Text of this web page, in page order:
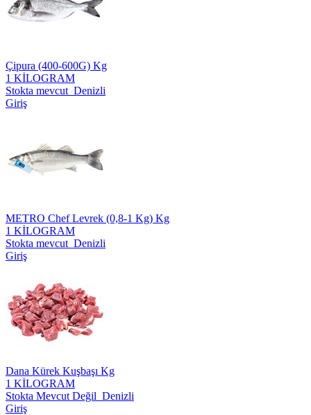
Çipura (400-600G) Kg
1 KİLOGRAM
Stokta mevcut Denizli
Giriş
METRO Chef Levrek (0,8-1 Kg) Kg
1 KİLOGRAM
Stokta mevcut Denizli
Giriş
Dana Kürek Kuşbaşı Kg
1 KİLOGRAM
Stokta Mevcut Değil Denizli
Giriş